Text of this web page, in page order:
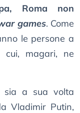
Roma non
games. Come
le persone a
magari, ne
sia a sua volta
Vladimir Putin,